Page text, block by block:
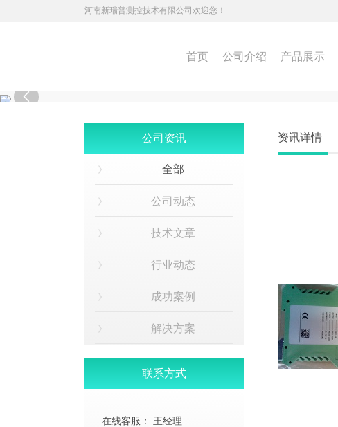
河南新瑞普测控技术有限公司欢迎您！
首页 公司介绍 产品展示

公司资讯
全部
公司动态
技术文章
行业动态
成功案例
解决方案
联系方式
在线客服： 王经理
资讯详情